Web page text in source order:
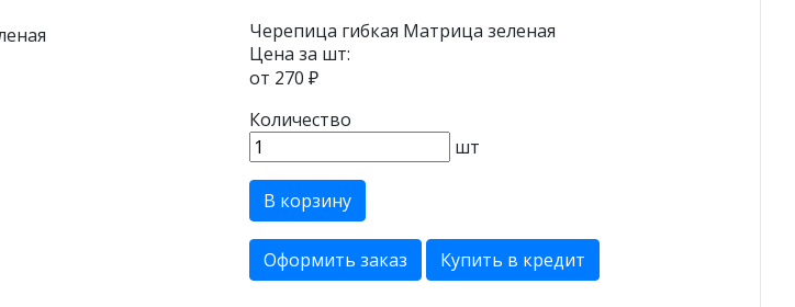
Черепица гибкая Матрица зеленая
Цена за шт:
от 270 ₽
Количество
шт
В корзину
Оформить заказ Купить в кредит